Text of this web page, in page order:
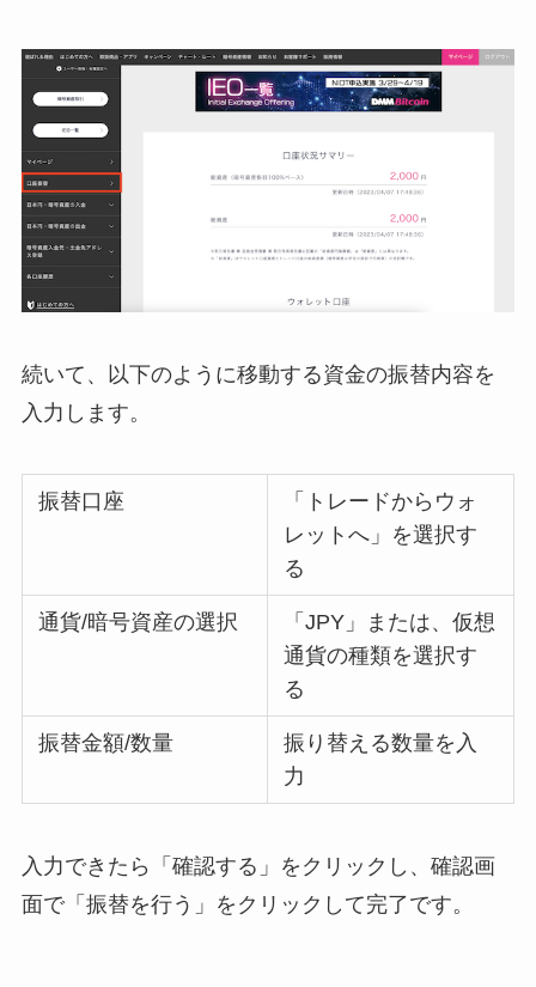
続いて、以下のように移動する資金の振替内容を
入力します。
振替口座
「トレードからウォ
レットへ」を選択す
る
通貨/暗号資産の選択
「JPY」または、仮想
通貨の種類を選択す
る
振替金額/数量
振り替える数量を入
力
入力できたら「確認する」をクリックし、確認画
面で「振替を行う」をクリックして完了です。